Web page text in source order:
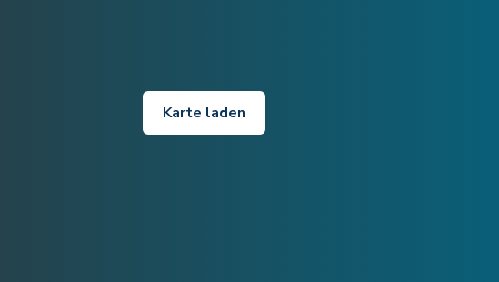
Karte laden